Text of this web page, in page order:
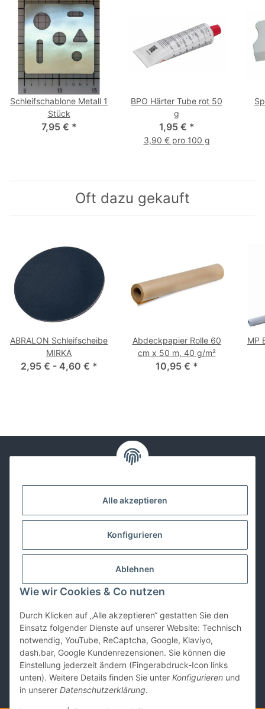
Alle akzeptieren
Konfigurieren
Ablehnen
Wie wir Cookies & Co nutzen
Durch Klicken auf „Alle akzeptieren“ gestatten Sie den
Einsatz folgender Dienste auf unserer Website: Technisch
notwendig, YouTube, ReCaptcha, Google, Klaviyo,
dash.bar, Google Kundenrezensionen. Sie können die
Einstellung jederzeit ändern (Fingerabdruck-Icon links
unten). Weitere Details finden Sie unter Konfigurieren und
in unserer Datenschutzerklärung.
Schleifschablone Metall 1
Stück
7,95 € *
BPO Härter Tube rot 50
g
1,95 € *
3,90 € pro 100 g
Oft dazu gekauft
ABRALON Schleifscheibe
MIRKA
2,95 € - 4,60 € *
Abdeckpapier Rolle 60
cm x 50 m, 40 g/m²
10,95 € *
MP
Lackwissen
Vertrag widerrufen
* Alle Preise inkl. gesetzlicher USt., zzgl.Versand